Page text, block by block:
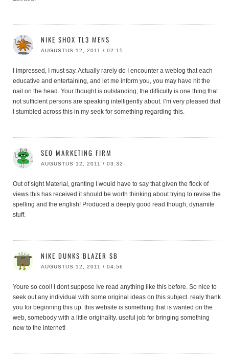
NIKE SHOX TL3 MENS
AUGUSTUS 12, 2011 / 02:15
I impressed, I must say. Actually rarely do I encounter a weblog that each
educative and entertaining, and let me inform you, you may have hit the
nail on the head. Your thought is outstanding; the difficulty is one thing that
not sufficient persons are speaking intelligently about. I’m very pleased that
I stumbled across this in my seek for something regarding this.
SEO MARKETING FIRM
AUGUSTUS 12, 2011 / 03:32
Out of sight Material, granting I would have to say that given the flock of
views this has received it should be worth thinking about trying to revise the
spelling and the english! Produced a deeply good read though, dynamite
stuff.
NIKE DUNKS BLAZER SB
AUGUSTUS 12, 2011 / 04:56
Youre so cool! I dont suppose Ive read anything like this before. So nice to
seek out any individual with some original ideas on this subject. realy thank
you for beginning this up. this website is something that is wanted on the
web, somebody with a little originality. useful job for bringing something
new to the internet!